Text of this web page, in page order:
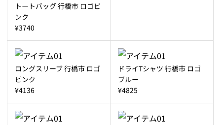
トートバッグ 行橋市 ロゴピ
ンク
¥3740
ロングスリーブ 行橋市 ロゴ
ピンク
¥4136
ドライTシャツ 行橋市 ロゴ
ブルー
¥4825